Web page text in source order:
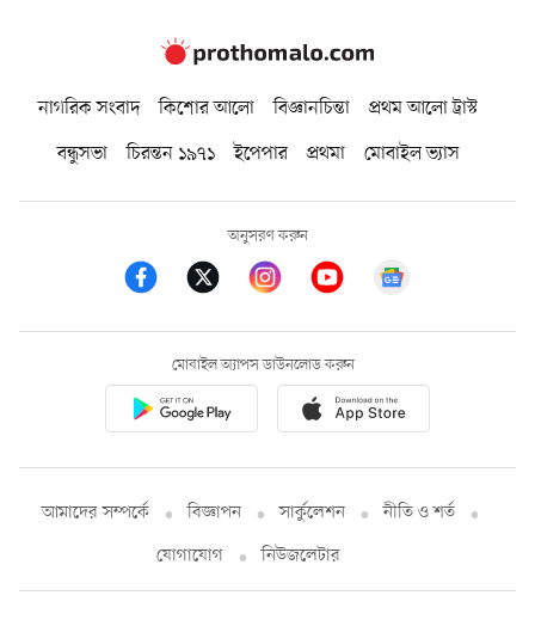
নাগরিক সংবাদ কিশোর আলো বিজ্ঞানচিন্তা
প্রথম আলো ট্রাস্ট
বন্ধুসভা
চিরন্তন ১৯৭১ ইপেপার প্রথমা মোবাইল ভ্যাস
অনুসরণ করুন
মোবাইল অ্যাপস ডাউনলোড করুন
আমাদের সম্পর্কে বিজ্ঞাপন সার্কুলেশন
নীতি ও শর্ত
যোগাযোগ
নিউজলেটার